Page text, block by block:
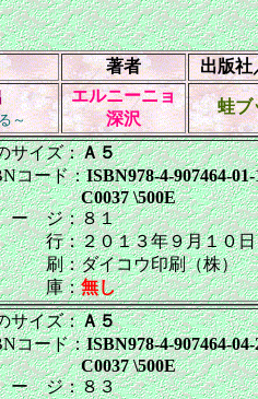
著者 出版社
～
エルニーニョ
深沢
蛙ブ
イズ：Ａ５
コード：ISBN978-4-907464-01-
C0037 \500E
ジ：８１
：２０１３年９月１０
：ダイコウ印刷（株）
庫：無し
イズ：Ａ５
コード：ISBN978-4-907464-04-
C0037 \500E
ジ：８３